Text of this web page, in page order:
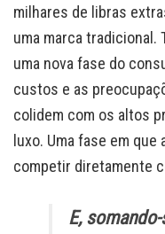
milhares de libras
uma marca tradicional.
uma nova fase do
custos e as
colidem com os altos
luxo. Uma fase em
competir diretamente
E,